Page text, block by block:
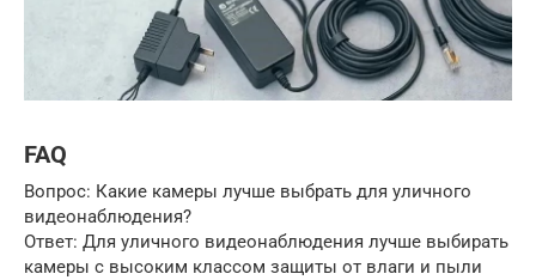
FAQ
Вопрос: Какие камеры лучше выбрать для уличного
видеонаблюдения?
Ответ: Для уличного видеонаблюдения лучше выбирать
камеры с высоким классом защиты от влаги и пыли